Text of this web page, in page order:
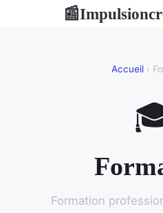
📰
Accueil ›
Formation